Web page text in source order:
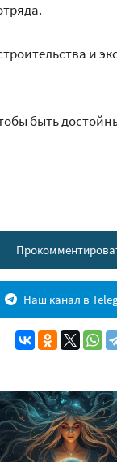
и
быть
Наш канал в